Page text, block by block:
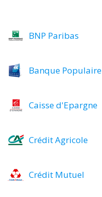
BNP Paribas
Banque Populaire
Caisse d'Epargne
Crédit Agricole
Crédit Mutuel